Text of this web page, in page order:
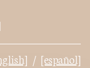
[español]